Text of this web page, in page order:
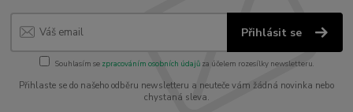
Přihlásit se
Souhlasím se zpracováním osobních údajůza účelem rozesílky newsletteru.
Přihlaste se do našeho odběru newsletteru a neuteče vám žádná novinka nebo
chystaná sleva.